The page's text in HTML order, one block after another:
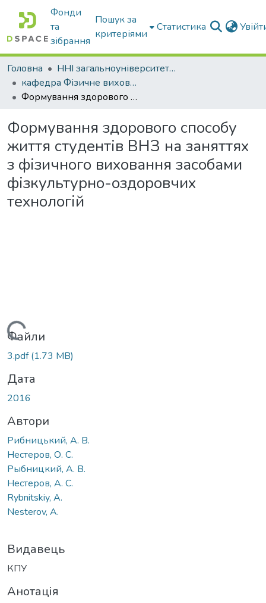
Фонди
та
зібрання
Пошук за
критеріями
Статистика
Головна
ННІ загальноуніверситетської підготовки
кафедра Фізичне виховання і спорт
Формування здорового способу життя студентів ВНЗ на заняттях з фізичного виховання засобами фізкультурно-оздоровчих технологій
Формування здорового способу
життя студентів ВНЗ на заняттях
з фізичного виховання засобами
фізкультурно-оздоровчих
технологій
Файли
3.pdf(1.73 MB)
Дата
2016
Автори
Рибницький, А. В.
Нестеров, О. С.
Рыбницкий, А. В.
Нестеров, А. С.
Rybnitskiy, A.
Nesterov, A.
Видавець
КПУ
Анотація